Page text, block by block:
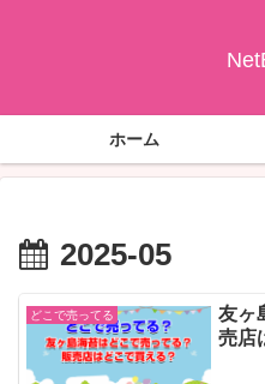
ホーム
2025-05
どこで売ってる
友ヶ
売店